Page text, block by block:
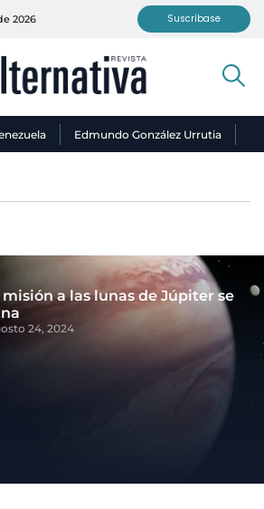
2026 Suscríbase
Edmundo González Urrutia
a las lunas de Júpiter se
24, 2024